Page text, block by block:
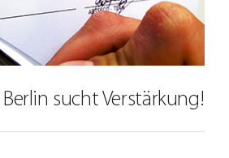
sucht Verstärkung!